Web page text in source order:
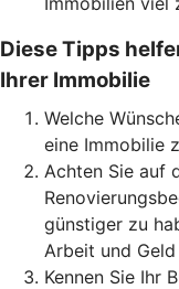
Diese Tipps
Ihrer Immobilie
Welche
eine Immobilie
Achten Sie auf
günstiger zu
Arbeit und
Kennen Sie Ihr